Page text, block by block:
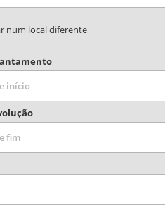
num local diferente